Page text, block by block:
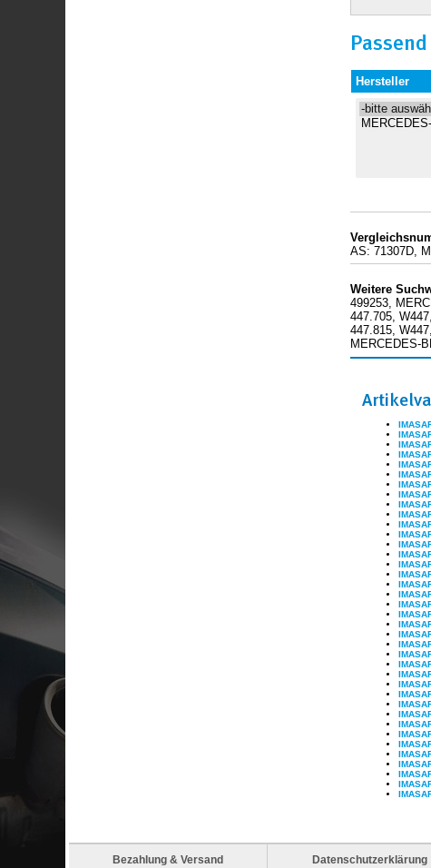
Hersteller
AS: 71307D,
Weitere
499253,
447.705,
447.815,
MERCEDES-
Bezahlung & Versand Datenschutzerklärung